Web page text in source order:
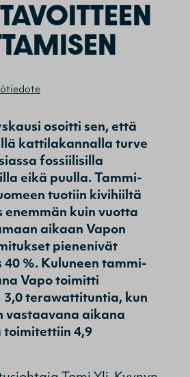
osoitti sen, että
kattilakannalla turve
fossiilisilla
eikä puulla. Tammi-
tuotiin kivihiiltä
enemmän kuin vuotta
aikaan Vapon
pienenivät
40 %. Kuluneen tammi-
Vapo toimitti
terawattituntia, kun
vastaavana aikana
4,9